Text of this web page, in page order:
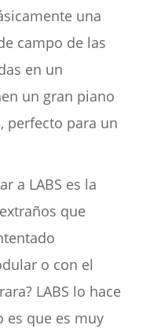
una
campo de las
en un
un gran piano
perfecto para un
a LABS es la
que
o con el
LABS lo hace
es que es muy